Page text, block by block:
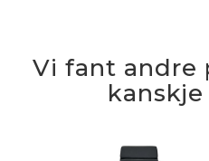
Vi fant andre